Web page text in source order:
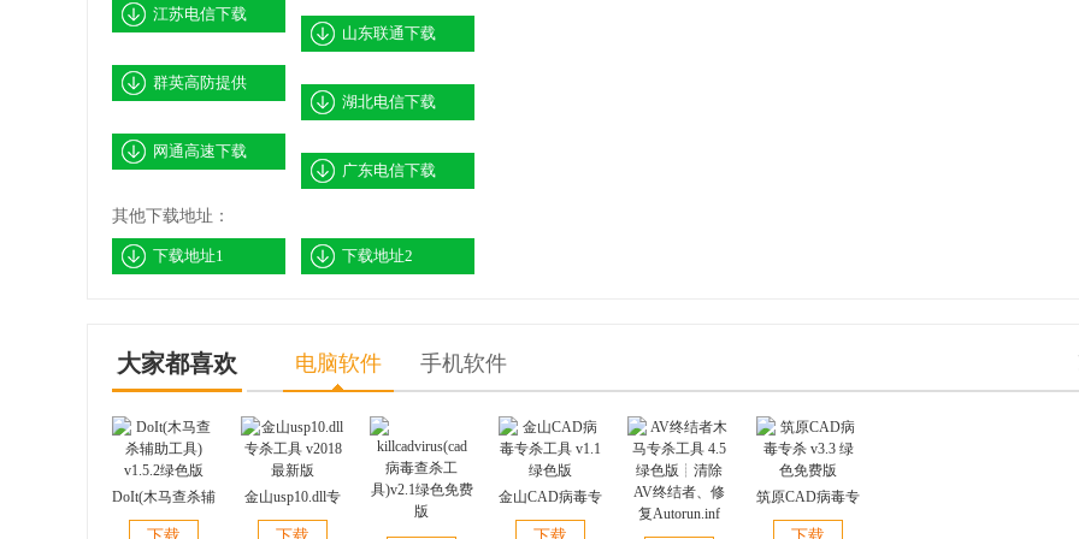
江苏电信下载
山东联通下载
群英高防提供
湖北电信下载
网通高速下载
广东电信下载
其他下载地址：
下载地址1 下载地址2
大家都喜欢 电脑软件 手机软件
DoIt(木马查杀辅
助工具) v1.5.2绿
金山usp10.dll专
杀工具 v2018 最
金山CAD病毒专
杀工具 v1.1 绿
筑原CAD病毒专
杀 v3.3 绿色免